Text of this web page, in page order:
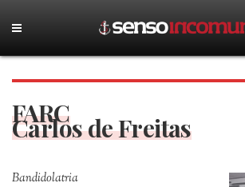
FARC
Carlos de Freitas
Bandidolatria